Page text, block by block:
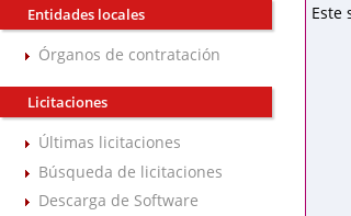
Entidades locales
Órganos de contratación
Licitaciones
Últimas licitaciones
Búsqueda de licitaciones
Descarga de Software
Este